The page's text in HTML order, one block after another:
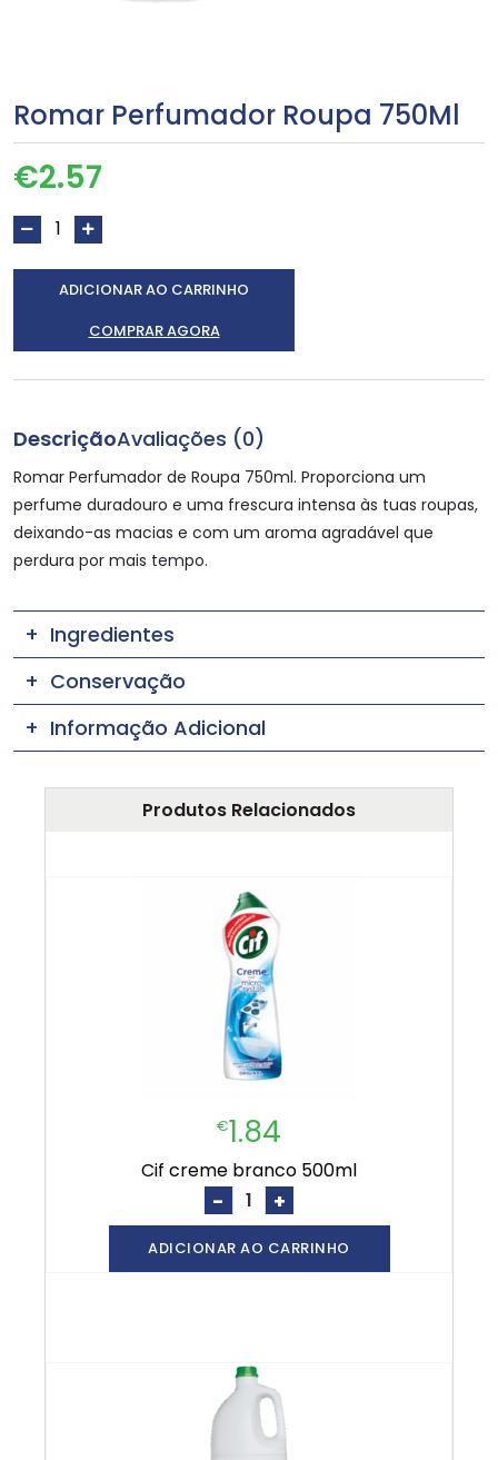
Romar Perfumador Roupa 750Ml
€2.57
ADICIONAR AO CARRINHO
COMPRAR AGORA
DescriçãoAvaliações (0)
Romar Perfumador de Roupa 750ml. Proporciona um
perfume duradouro e uma frescura intensa às tuas roupas,
deixando-as macias e com um aroma agradável que
perdura por mais tempo.
Ingredientes
Conservação
Informação Adicional
Produtos Relacionados
€1.84
cif creme branco 500ml
- +
ADICIONAR AO CARRINHO